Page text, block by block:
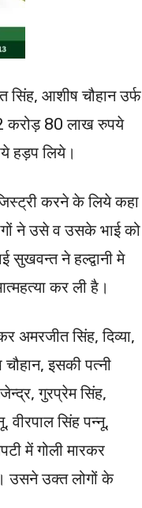
सिंह, आशीष चौहान उर्फ
करोड़ 80 लाख रुपये
हड़प लिये।
करने के लिये कहा
ने उसे व उसके भाई को
ने हल्द्वानी मे
कर ली है।
अमरजीत सिंह, दिव्या,
इसकी पत्नी
गुरप्रेम सिंह,
वीरपाल सिंह पन्नू,
में गोली मारकर
उसने उक्त लोगों के